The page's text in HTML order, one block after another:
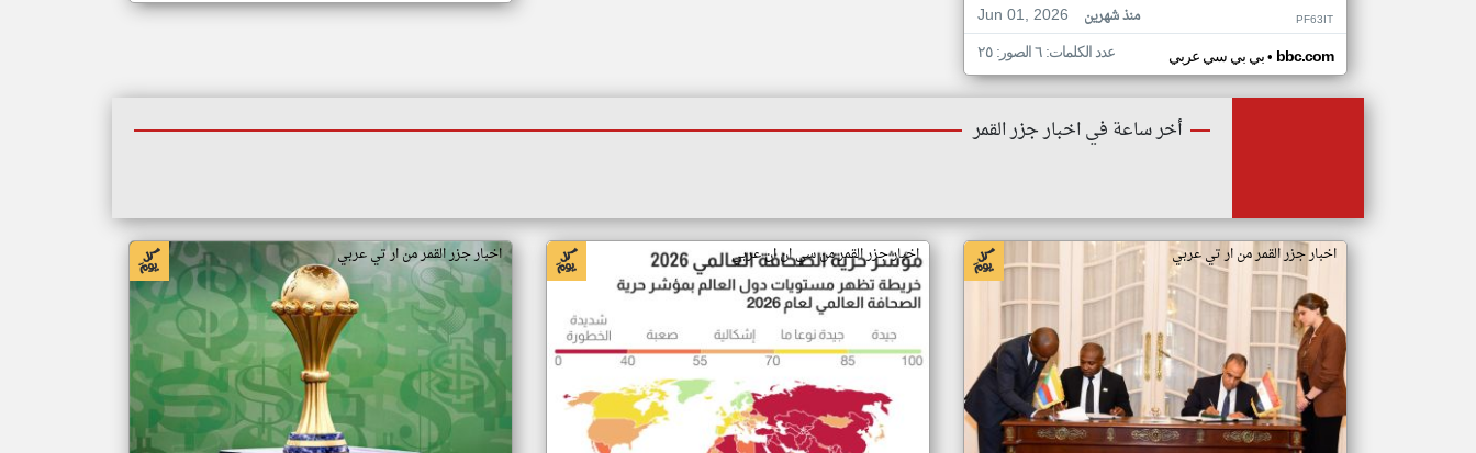
Jun 01, 2026
منذ شهرين PF63IT
بي بي سي عربي• bbc.com عدد الكلمات: ٦ الصور: ٢٥
أخر ساعة في اخبار جزر القمر
اخبار جزر القمر من ار تي عربي اخبار جزر القمر من سي ان ان عربي اخبار جزر القمر من ار تي عربي